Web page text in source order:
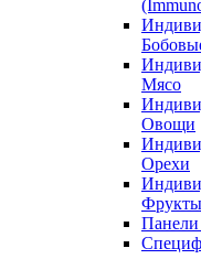
Мясо
Овощи
Орехи
Панели